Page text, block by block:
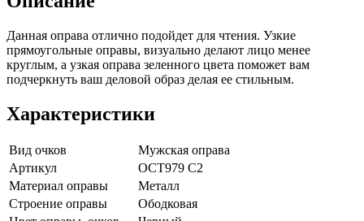
Данная оправа отлично подойдет для чтения. Узкие
прямоугольные оправы, визуально делают лицо менее
круглым, а узкая оправа зеленного цвета поможет вам
подчеркнуть ваш деловой образ делая ее стильным.
Характеристики
Вид очков
Мужская оправа
Артикул
OCT979 C2
Материал оправы
Металл
Строение оправы
Ободковая